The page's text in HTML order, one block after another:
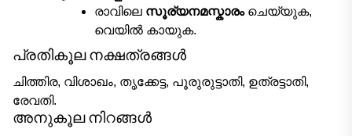
രാവിലെ സൂര്യനമസ്കാരംചെയ്യുക,
വെയിൽ കായുക.
പ്രതികൂല നക്ഷത്രങ്ങൾ
ചിത്തിര, വിശാഖം, തൃക്കേട്ട, പൂരുരുട്ടാതി, ഉത്രട്ടാതി,
രേവതി.
അനുകൂല നിറങ്ങൾ